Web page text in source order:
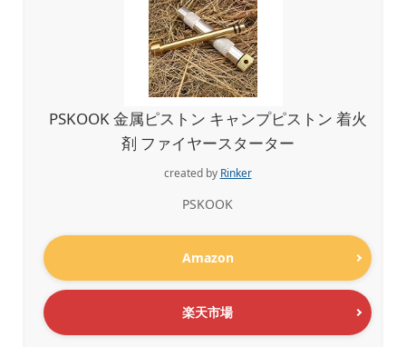
PSKOOK 金属ピストン キャンプピストン 着火
剤 ファイヤースターター
created by Rinker
PSKOOK
Amazon
楽天市場